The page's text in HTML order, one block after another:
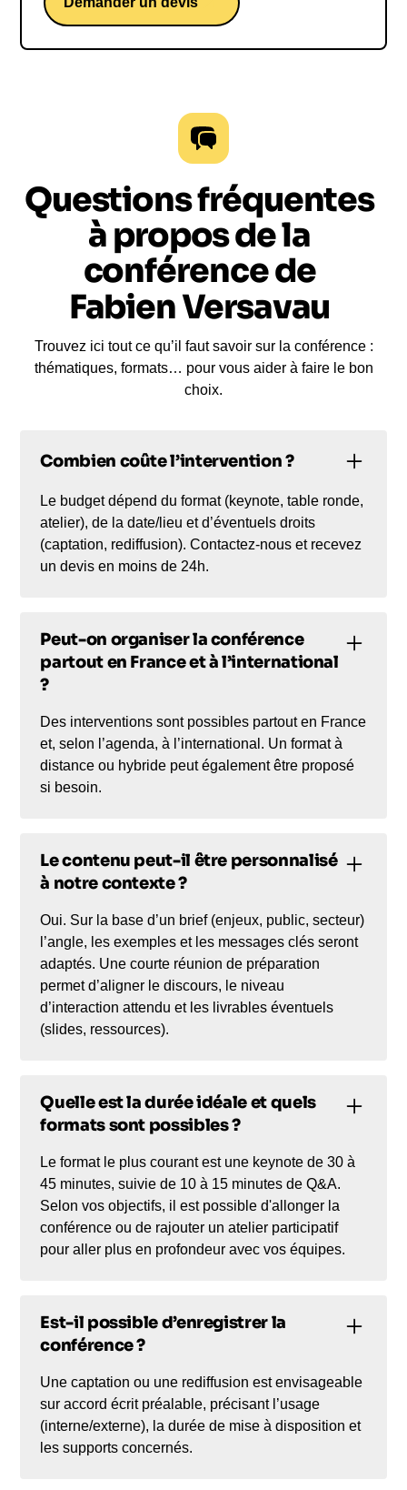
Questions fréquentes
à propos de la
conférence de
Fabien Versavau
Trouvez ici tout ce qu’il faut savoir sur la conférence :
thématiques, formats… pour vous aider à faire le bon
choix.
Combien coûte l’intervention ?
Le budget dépend du format (keynote, table ronde,
atelier), de la date/lieu et d’éventuels droits
(captation, rediffusion). Contactez-nous et recevez
un devis en moins de 24h.
Peut-on organiser la conférence
partout en France et à l’international
?
Des interventions sont possibles partout en France
et, selon l’agenda, à l’international. Un format à
distance ou hybride peut également être proposé
si besoin.
Le contenu peut-il être personnalisé
à notre contexte ?
Oui. Sur la base d’un brief (enjeux, public, secteur)
l’angle, les exemples et les messages clés seront
adaptés. Une courte réunion de préparation
permet d’aligner le discours, le niveau
d’interaction attendu et les livrables éventuels
(slides, ressources).
Quelle est la durée idéale et quels
formats sont possibles ?
Le format le plus courant est une keynote de 30 à
45 minutes, suivie de 10 à 15 minutes de Q&A.
Selon vos objectifs, il est possible d'allonger la
conférence ou de rajouter un atelier participatif
pour aller plus en profondeur avec vos équipes.
Est-il possible d’enregistrer la
conférence ?
Une captation ou une rediffusion est envisageable
sur accord écrit préalable, précisant l’usage
(interne/externe), la durée de mise à disposition et
les supports concernés.